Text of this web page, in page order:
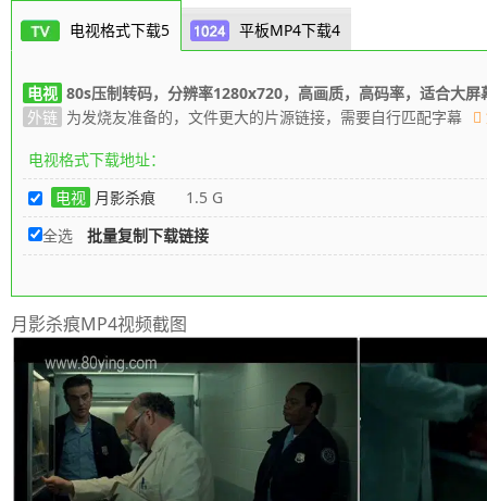
们相聚又分开。该片由吉姆·米可执导，
克利欧佩特拉·科尔曼。
电视格式下载5 平板MP4下载4
电视 80s压制转码，分辨率1280x720，高画质，高码率，适合大屏
外链 为发烧友准备的，文件更大的片源链接，需要自行匹配字幕
电视格式下载地址：
电视 月影杀痕 1.5 G
全选
批量复制下载链接
月影杀痕MP4视频截图